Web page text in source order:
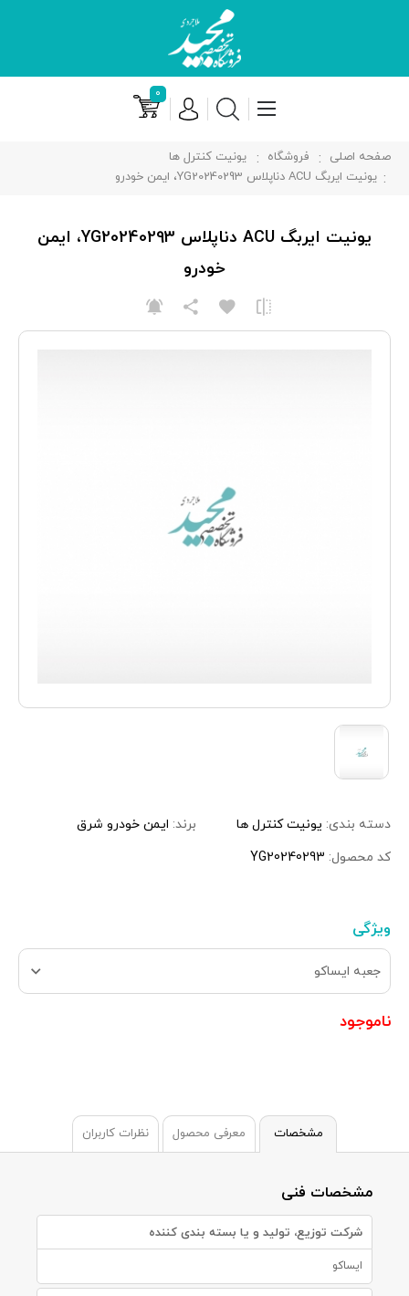
۰
صفحه اصلی فروشگاه
یونیت کنترل ها
یونیت ايربگ ACU دناپلاس YG20240293، ايمن خودرو
دسته بندی: یونیت کنترل ها برند: ایمن خودرو شرق
کد محصول: YG20240293
ویژگی
جعبه ایساکو
ناموجود
یونیت ايربگ ACU دناپلاس YG20240293، ايمن
خودرو
مشخصات معرفی محصول نظرات کاربران
مشخصات فنی
شرکت توزیع، تولید و یا بسته بندی کننده
ایساکو